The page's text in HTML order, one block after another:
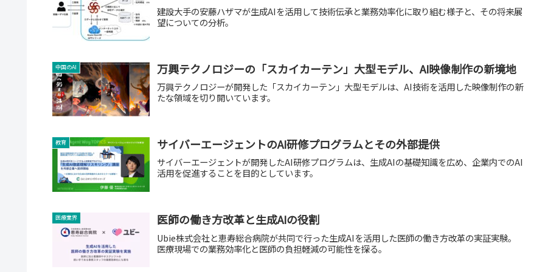
建設大手の安藤ハザマが生成AIを活用して技術伝承と業務効率化に取り組む様子と、その将来展
望についての分析。
中国のAI 万興テクノロジーの「スカイカーテン」大型モデル、AI映像制作の新境地
万興テクノロジーが開発した「スカイカーテン」大型モデルは、AI技術を活用した映像制作の新
たな領域を切り開いています。
教育 サイバーエージェントのAI研修プログラムとその外部提供
サイバーエージェントが開発したAI研修プログラムは、生成AIの基礎知識を広め、企業内でのAI
活用を促進することを目的としています。
医療業界 医師の働き方改革と生成AIの役割
Ubie株式会社と恵寿総合病院が共同で行った生成AIを活用した医師の働き方改革の実証実験。
医療現場での業務効率化と医師の負担軽減の可能性を探る。